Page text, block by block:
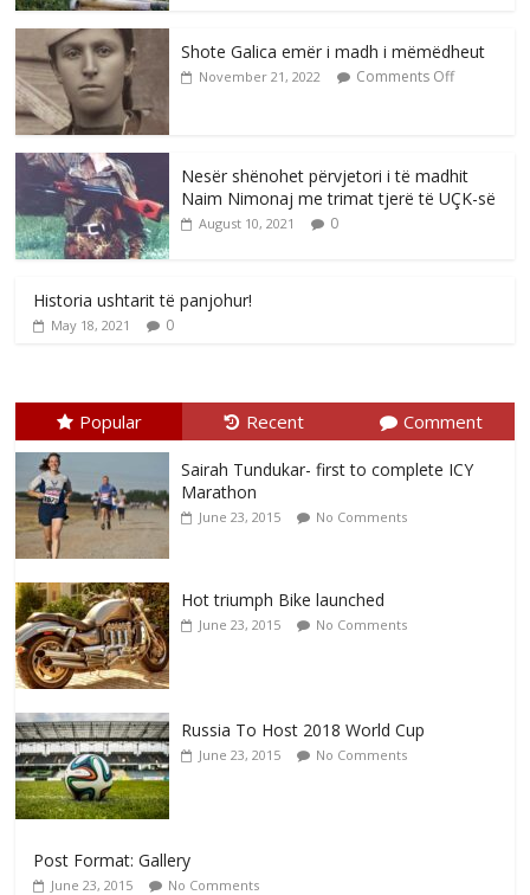
Shote Galica emër i madh i mëmëdheut
November 21, 2022 Comments Off
Nesër shënohet përvjetori i të madhit
Naim Nimonaj me trimat tjerë të UÇK-së
August 10, 2021 0
Historia ushtarit të panjohur!
May 18, 2021 0
Popular Recent Comment
Sairah Tundukar- first to complete ICY
Marathon
June 23, 2015 No Comments
Hot triumph Bike launched
June 23, 2015 No Comments
Russia To Host 2018 World Cup
June 23, 2015 No Comments
Post Format: Gallery
June 23, 2015 No Comments